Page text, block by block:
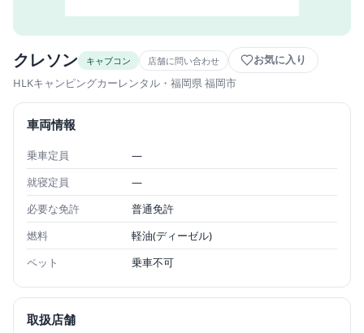
クレソン キャブコン 店舗に問い合わせ お気に入り
HLKキャンピングカーレンタル ・福岡県 福岡市
車両情報
乗車定員
—
就寝定員
—
必要な免許
普通免許
燃料
軽油(ディーゼル)
ペット
乗車不可
取扱店舗